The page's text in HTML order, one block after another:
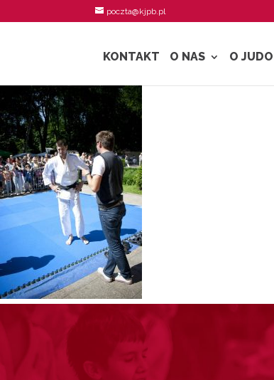
poczta@kjpb.pl
KONTAKT O NAS O JUDO